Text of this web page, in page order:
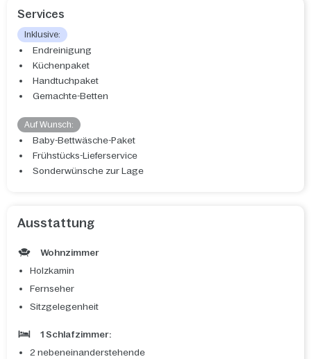
Services
Inklusive:
Endreinigung
Küchenpaket
Handtuchpaket
Gemachte-Betten
Auf Wunsch:
Baby-Bettwäsche-Paket
Frühstücks-Lieferservice
Sonderwünsche zur Lage
Ausstattung
Wohnzimmer
Holzkamin
Fernseher
Sitzgelegenheit
1 Schlafzimmer:
2 nebeneinanderstehende